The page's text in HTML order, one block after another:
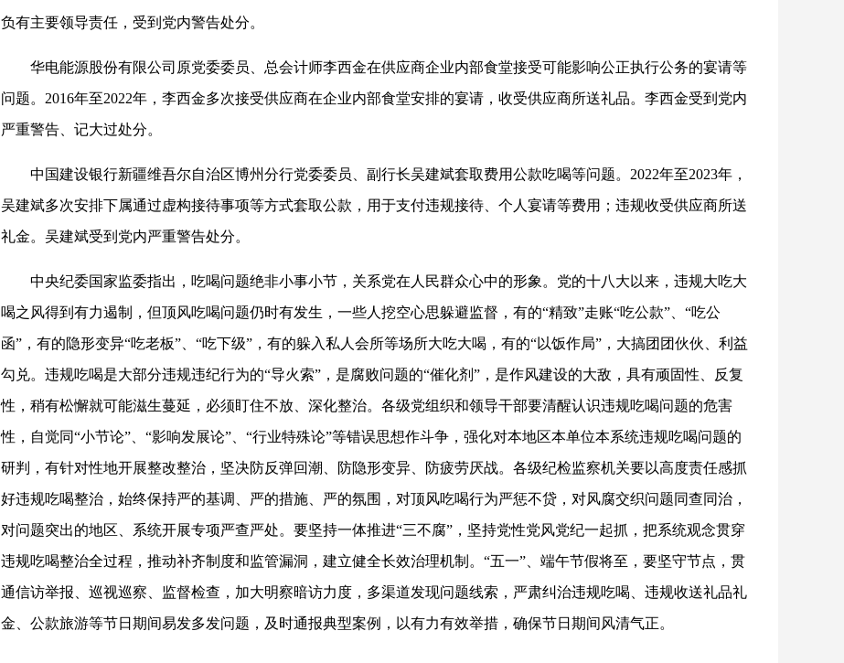
负有主要领导责任，受到党内警告处分。
华电能源股份有限公司原党委委员、总会计师李西金在供应商企业内部食堂接受可能影响公正执行公务的宴请等
问题。2016年至2022年，李西金多次接受供应商在企业内部食堂安排的宴请，收受供应商所送礼品。李西金受到党内
严重警告、记大过处分。
中国建设银行新疆维吾尔自治区博州分行党委委员、副行长吴建斌套取费用公款吃喝等问题。2022年至2023年，
吴建斌多次安排下属通过虚构接待事项等方式套取公款，用于支付违规接待、个人宴请等费用；违规收受供应商所送
礼金。吴建斌受到党内严重警告处分。
中央纪委国家监委指出，吃喝问题绝非小事小节，关系党在人民群众心中的形象。党的十八大以来，违规大吃大
喝之风得到有力遏制，但顶风吃喝问题仍时有发生，一些人挖空心思躲避监督，有的“精致”走账“吃公款”、“吃公
函”，有的隐形变异“吃老板”、“吃下级”，有的躲入私人会所等场所大吃大喝，有的“以饭作局”，大搞团团伙伙、利益
勾兑。违规吃喝是大部分违规违纪行为的“导火索”，是腐败问题的“催化剂”，是作风建设的大敌，具有顽固性、反复
性，稍有松懈就可能滋生蔓延，必须盯住不放、深化整治。各级党组织和领导干部要清醒认识违规吃喝问题的危害
性，自觉同“小节论”、“影响发展论”、“行业特殊论”等错误思想作斗争，强化对本地区本单位本系统违规吃喝问题的
研判，有针对性地开展整改整治，坚决防反弹回潮、防隐形变异、防疲劳厌战。各级纪检监察机关要以高度责任感抓
好违规吃喝整治，始终保持严的基调、严的措施、严的氛围，对顶风吃喝行为严惩不贷，对风腐交织问题同查同治，
对问题突出的地区、系统开展专项严查严处。要坚持一体推进“三不腐”，坚持党性党风党纪一起抓，把系统观念贯穿
违规吃喝整治全过程，推动补齐制度和监管漏洞，建立健全长效治理机制。“五一”、端午节假将至，要坚守节点，贯
通信访举报、巡视巡察、监督检查，加大明察暗访力度，多渠道发现问题线索，严肃纠治违规吃喝、违规收送礼品礼
金、公款旅游等节日期间易发多发问题，及时通报典型案例，以有力有效举措，确保节日期间风清气正。